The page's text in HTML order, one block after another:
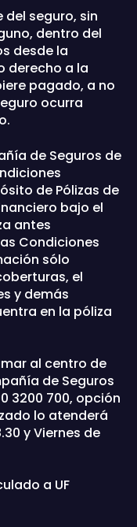
seguro, sin
dentro del
desde la
derecho a la
pagado, a no
ocurra
de Seguros de
de Pólizas de
bajo el
antes
Condiciones
sólo
el
y demás
en la póliza
al centro de
de Seguros
3200 700, opción
lo atenderá
y Viernes de
a UF